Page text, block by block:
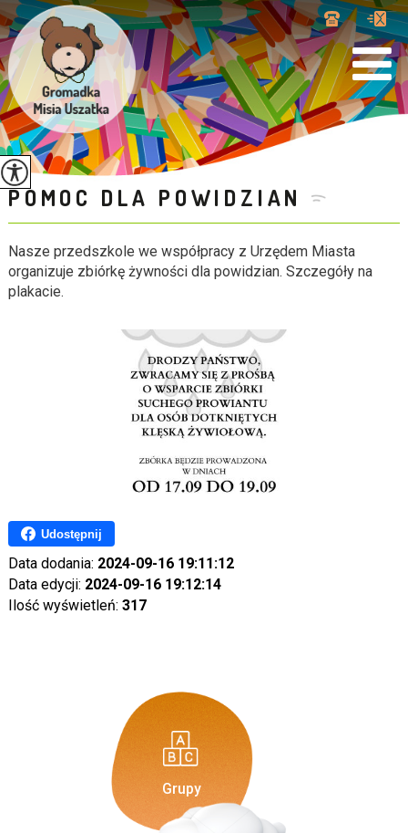
POMOC DLA POWIDZIAN
Nasze przedszkole we współpracy z Urzędem Miasta
organizuje zbiórkę żywności dla powidzian. Szczegóły na
plakacie.
Udostępnij
Data dodania: 2024-09-16 19:11:12
Data edycji: 2024-09-16 19:12:14
Ilość wyświetleń: 317
Grupy